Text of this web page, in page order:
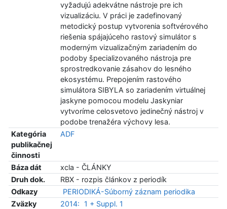
vyžadujú adekvátne nástroje pre ich
vizualizáciu. V práci je zadefinovaný
metodický postup vytvorenia softvérového
riešenia spájajúceho rastový simulátor s
moderným vizualizačným zariadením do
podoby špecializovaného nástroja pre
sprostredkovanie zásahov do lesného
ekosystému. Prepojením rastového
simulátora SIBYLA so zariadením virtuálnej
jaskyne pomocou modelu Jaskyniar
vytvoríme celosvetovo jedinečný nástroj v
podobe trenažéra výchovy lesa.
Kategória
publikačnej
činnosti
ADF
Báza dát
xcla - ČLÁNKY
Druh dok.
RBX - rozpis článkov z periodík
Odkazy
PERIODIKÁ-Súborný záznam periodika
Zväzky
2014: 1 + Suppl. 1